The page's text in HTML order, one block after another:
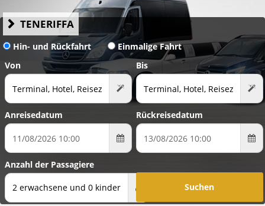
TENERIFFA
Hin- und Rückfahrt
Einmalige Fahrt
Von
Bis
Anreisedatum Rückreisedatum
Anzahl der Passagiere
2 erwachsene und 0 kinder